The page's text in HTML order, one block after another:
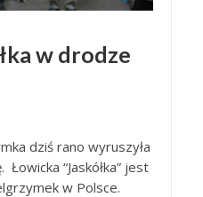
w drodze
dziś rano wyruszyła
Łowicka “Jaskółka” jest
w Polsce.